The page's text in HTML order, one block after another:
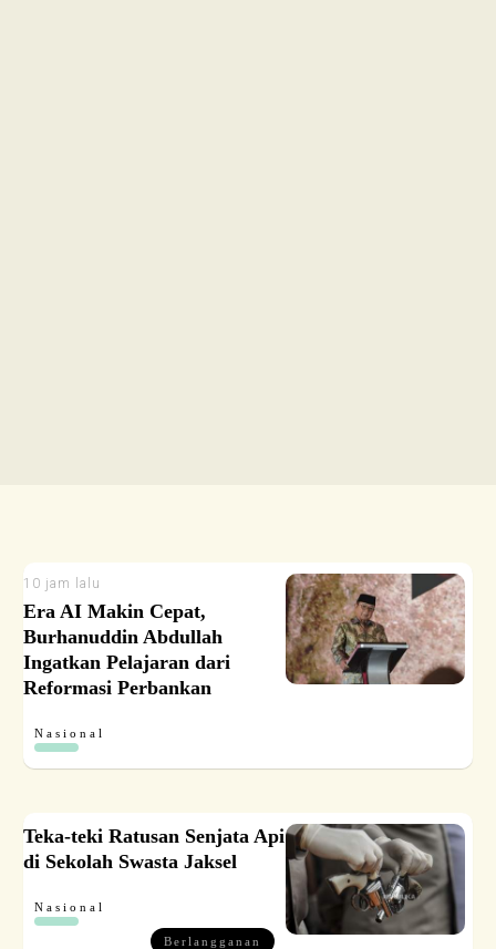
10 jam lalu
Era AI Makin Cepat,
Burhanuddin Abdullah
Ingatkan Pelajaran dari
Reformasi Perbankan
Nasional
Teka-teki Ratusan Senjata Api
di Sekolah Swasta Jaksel
Nasional
Berlangganan